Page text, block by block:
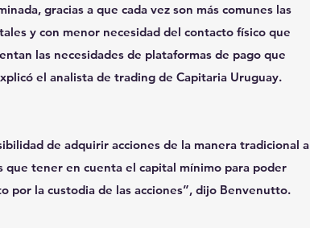
gracias a que cada vez son más comunes las
y con menor necesidad del contacto físico que
las necesidades de plataformas de pago que
el analista de trading de Capitaria Uruguay.
de adquirir acciones de la manera tradicional a
tener en cuenta el capital mínimo para poder
por la custodia de las acciones”, dijo Benvenutto.